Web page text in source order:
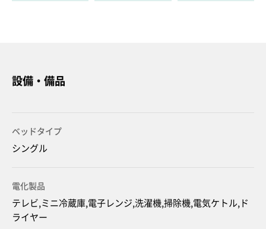
設備・備品
ベッドタイプ
シングル
電化製品
テレビ,ミニ冷蔵庫,電子レンジ,洗濯機,掃除機,電気ケトル,ド
ライヤー